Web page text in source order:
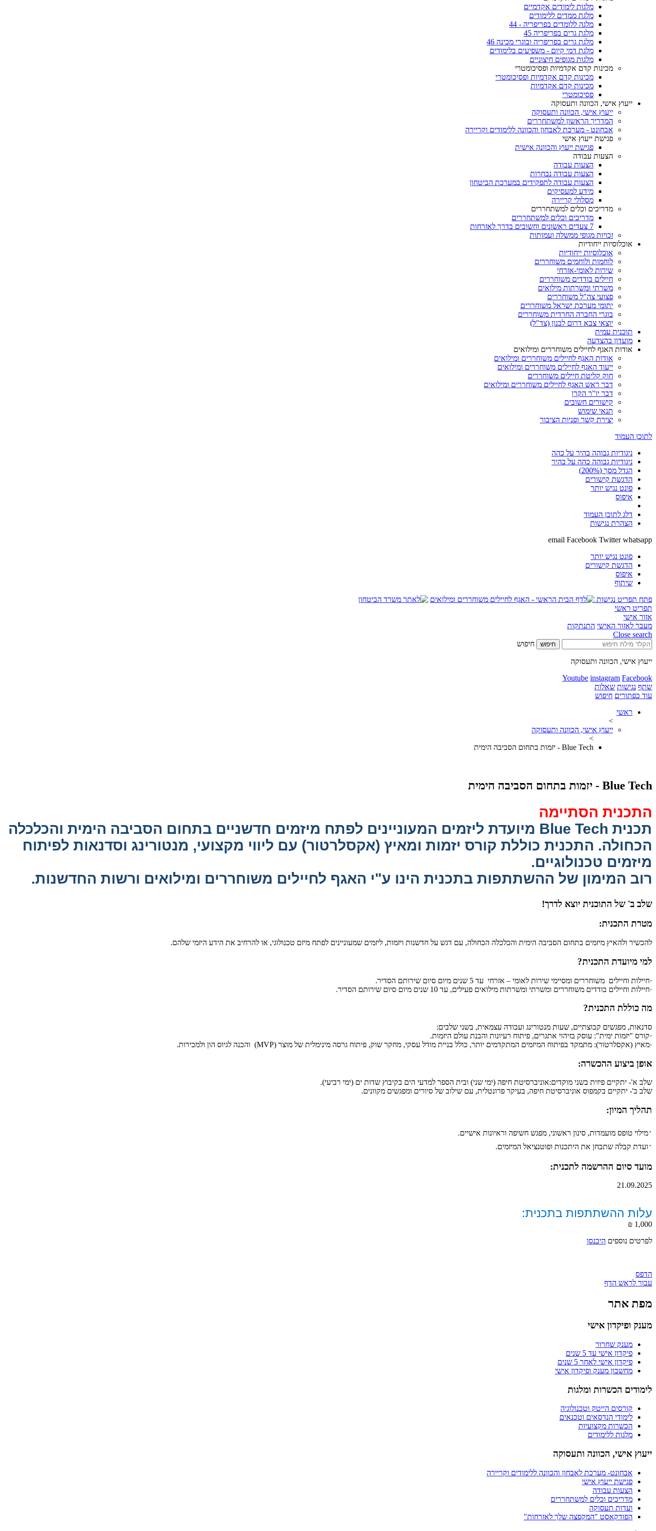
מלגות לימודים אקדמיים
מלגת ממדים ללימודים
מלגה ללומדים בפריפריה - 44
מלגת גרים בפריפריה 45
מלגת גרים בפריפריה ובוגרי מכינה 46
מלגת דמי קיום - משפיעים בלימודים
מלגות מגופים חיצוניים
מכינות קדם אקדמיות ופסיכומטרי
מכינות קדם אקדמיות ופסיכומטרי
מכינות קדם אקדמיות
פסיכומטרי
ייעוץ אישי, הכוונה ותעסוקה
ייעוץ אישי, הכוונה ותעסוקה
המדריך הראשון למשתחררים
אבחונט - מערכת לאבחון והכוונה ללימודים וקריירה
פגישת ייעוץ אישי
פגישת ייעוץ והכוונה אישית
הצעות עבודה
הצעות עבודה
הצעות עבודה נבחרות
הצעות עבודה לתפקידים במערכת הביטחון
מידע למעסיקים
מסלולי קריירה
מדריכים וכלים למשתחררים
מדריכים וכלים למשתחררים
7 צעדים ראשונים וחשובים בדרך לאזרחות
זכויות מגופי ממשלה ועמותות
אוכלוסיות ייחודיות
אוכלוסיות ייחודיות
לוחמות ולוחמים משוחררים
שירות לאומי-אזרחי
חיילים בודדים משוחררים
משרתי ומשרתות מילואים
פצועי צה"ל משוחררים
יתומי מערכת ישראל משוחררים
בוגרי החברה החרדית משוחררים
יוצאי צבא דרום לבנון (צד"ל)
תוכנית עמית
מועדון בהצדעה
אודות האגף לחיילים משוחררים ומילואים
אודות האגף לחיילים משוחררים ומילואים
ייעוד האגף לחיילים משוחררים ומילואים
חוק קליטת חיילים משוחררים
דבר ראש האגף לחיילים משוחררים ומילואים
דבר יו"ר הקרן
קישורים חשובים
תנאי שימוש
יצירת קשר ופניות הציבור
לתוכן העמוד
ניגודיות גבוהה בהיר על כהה
ניגודיות גבוהה כהה על בהיר
הגדל מסך (200%)
הדגשת קישורים
פונט נגיש יותר
איפוס
דלג לתוכן העמוד
הצהרת נגישות
email Facebook Twitter whatsapp
פונט נגיש יותר
הדגשת קישורים
איפוס
שיתוף
פתח תפריט נגישות
תפריט ראשי
אזור אישי
מעבר לאזור האישי התנתקות
Close search
חיפוש חיפוש
ייעוץ אישי, הכוונה ותעסוקה
Youtube instagram Facebook
שתף נגישות שאלות
עוד כפתורים חיפוש
ראשי
>
ייעוץ אישי, הכוונה ותעסוקה
>
Blue Tech - יזמות בתחום הסביבה הימית
Blue Tech - יזמות בתחום הסביבה הימית
התכנית הסתיימה
תכנית
Blue Tech
מיועדת ליזמים המעוניינים לפתח מיזמים חדשניים בתחום הסביבה הימית והכלכלה
הכחולה. התכנית כוללת קורס יזמות ומאיץ (אקסלרטור) עם ליווי מקצועי, מנטורינג וסדנאות לפיתוח
מיזמים טכנולוגיים.
​רוב המימון של ההשתתפות בתכנית הינו ע"י האגף לחיילים משוחררים ומילואים ורשות החדשנות​. ​​​
​שלב ב' של התוכנית יוצא לדרך!​ ​
מטרת התכנית:
להכשיר ולהאיץ מיזמים בתחום הסביבה הימית והכלכלה הכחולה, עם דגש על חדשנות ויזמות, ליזמים שמעוניינים לפתח מיזם טכנולוגי, או להרחיב את הידע היזמי שלהם.
למי מיועדת התכנית?
·חיילות וחיילים משוחררים ומסיימי שירות לאומי – אזרחי עד 5 שנים מיום סיום שירותם הסדיר.
·חיילות וחיילים בודדים משוחררים ומשרתי ומשרתות מילואים פעילים, עד 10 שנים מיום סיום שירותם הסדיר.
מה כוללת התכנית?
סדנאות, מפגשים קבוצתיים, שעות מנטורינג ועבודה עצמאית, בשני שלבים:
·קורס "יזמות ימית": עוסק בזיהוי אתגרים, פיתוח רעיונות והבנת עולם היזמות.
·מאיץ (אקסלרטור): מתמקד בפיתוח המיזמים המתקדמים יותר, כולל בניית מודל עסקי, מחקר שוק, פיתוח גרסה מינימלית של מוצר (MVP) והכנה לגיוס הון ולמכירות.
אופן ביצוע ההכשרה:
שלב א'- יתקיים פיזית בשני מוקדים:אוניברסיטת חיפה (ימי שני) ובית הספר למדעי הים בקיבוץ שדות ים (ימי רביעי).
שלב ב'- יתקיים בקמפוס אוניברסיטת חיפה, בעיקר פרונטלית, עם שילוב של סיורים ומפגשים מקוונים.
תהליך המיון:
·מילוי טופס מועמדות, סינון ראשוני, מפגש חשיפה וראיונות אישיים.
·ועדת קבלה שתבחן את היתכנות ופוטנציאל המיזמים.
מועד סיום ההרשמה לתכנית:
21.09.2025
עלות ההשתתפות בתכנית:
​1,000 ₪
לפרטים נוספים היכנסו
הדפס
עבור לראש הדף
מפת אתר
מענק ופיקדון אישי
מענק שחרור
פיקדון אישי עד 5 שנים
פיקדון אישי לאחר 5 שנים
מחשבון מענק ופיקדון אישי
לימודים הכשרות ומלגות
קורסים הייטק וטכנולוגיה
לימודי הנדסאים וטכנאים
הכשרות מקצועיות
מלגות ללימודים
ייעוץ אישי, הכוונה ותעסוקה
אבחונט- מערכת לאבחון והכוונה ללימודים וקריירה
פגישת ייעוץ אישי
הצעות עבודה
מדריכים וכלים למשתחררים
ועדות תעסוקה
הפודקאסט "המקפצה שלך לאזרחות"